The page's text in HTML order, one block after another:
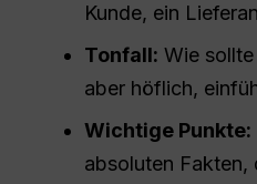
Kunde, ein
Tonfall: Wie
aber höflich,
Wichtige Punkte:
absoluten Fakten,